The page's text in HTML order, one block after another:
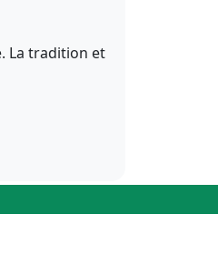
La tradition et